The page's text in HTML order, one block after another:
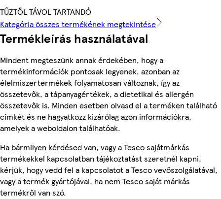
TŰZTŐL TÁVOL TARTANDÓ
Kategória összes termékének megtekintése
Termékleírás használatával
Mindent megteszünk annak érdekében, hogy a
termékinformációk pontosak legyenek, azonban az
élelmiszertermékek folyamatosan változnak, így az
összetevők, a tápanyagértékek, a dietetikai és allergén
összetevők is. Minden esetben olvasd el a terméken található
címkét és ne hagyatkozz kizárólag azon információkra,
amelyek a weboldalon találhatóak.
Ha bármilyen kérdésed van, vagy a Tesco sajátmárkás
termékekkel kapcsolatban tájékoztatást szeretnél kapni,
kérjük, hogy vedd fel a kapcsolatot a Tesco vevőszolgálatával,
vagy a termék gyártójával, ha nem Tesco saját márkás
termékről van szó.